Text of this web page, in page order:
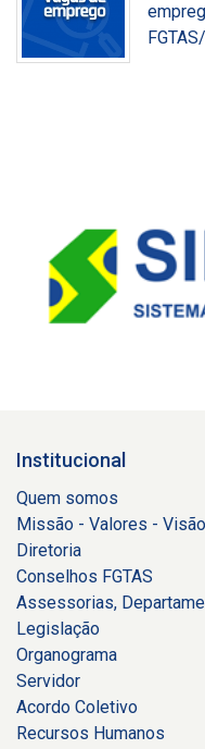
Institucional
Quem somos
Missão - Valores - Visão
Diretoria
Conselhos FGTAS
Assessorias,
Legislação
Organograma
Servidor
Acordo Coletivo
Recursos Humanos